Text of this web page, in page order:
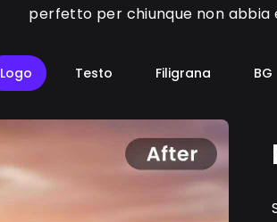
perfetto per chiunque non abbia
Logo Testo Filigrana BG